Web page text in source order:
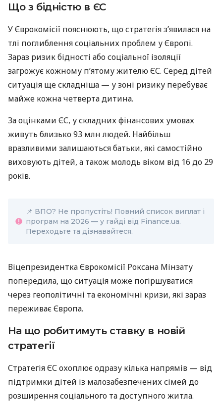
Що з бідністю в ЄС
У Єврокомісії пояснюють, що стратегія з’явилася на
тлі поглиблення соціальних проблем у Європі.
Зараз ризик бідності або соціальної ізоляції
загрожує кожному п’ятому жителю ЄС. Серед дітей
ситуація ще складніша — у зоні ризику перебуває
майже кожна четверта дитина.
За оцінками ЄС, у складних фінансових умовах
живуть близько 93 млн людей. Найбільш
вразливими залишаються батьки, які самостійно
виховують дітей, а також молодь віком від 16 до 29
років.
📌 ВПО? Не пропустіть! Повний список виплат і
програм на 2026 — у гайді від Finance.ua.
Переходьте та дізнавайтеся.
Віцепрезидентка Єврокомісії Роксана Мінзату
попередила, що ситуація може погіршуватися
через геополітичні та економічні кризи, які зараз
переживає Європа.
На що робитимуть ставку в новій
стратегії
Стратегія ЄС охоплює одразу кілька напрямів — від
підтримки дітей із малозабезпечених сімей до
розширення соціального та доступного житла.